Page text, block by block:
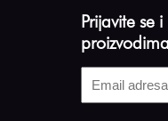
Prijavite se
adresa